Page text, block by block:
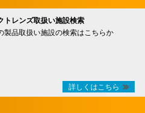
トレンズ取扱い施設検索
製品取扱い施設の検索はこちらか
詳しくはこちら